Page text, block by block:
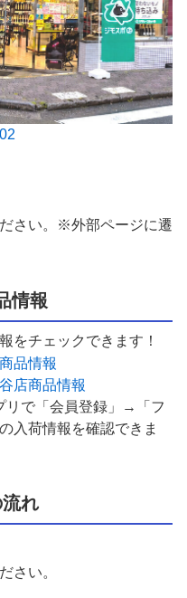
さい。※外部ページに遷
情報
をチェックできます！
品情報
店商品情報
リで「会員登録」→「フ
入荷情報を確認できま
れ
さい。